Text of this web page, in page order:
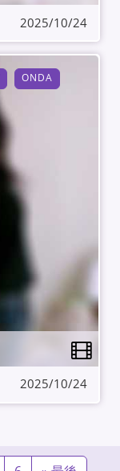
2025/10/24
ONDA
2025/10/24